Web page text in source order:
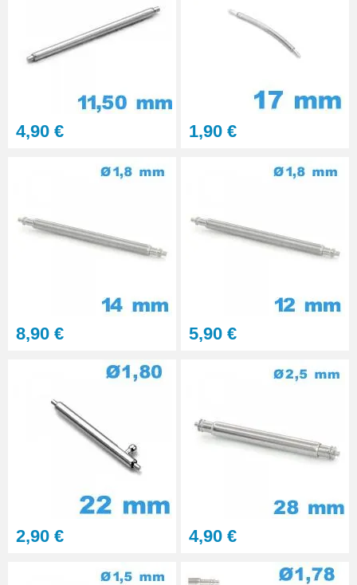
Kit Réparation Montre
4,90 € 1,90 €
8,90 € 5,90 €
2,90 € 4,90 €